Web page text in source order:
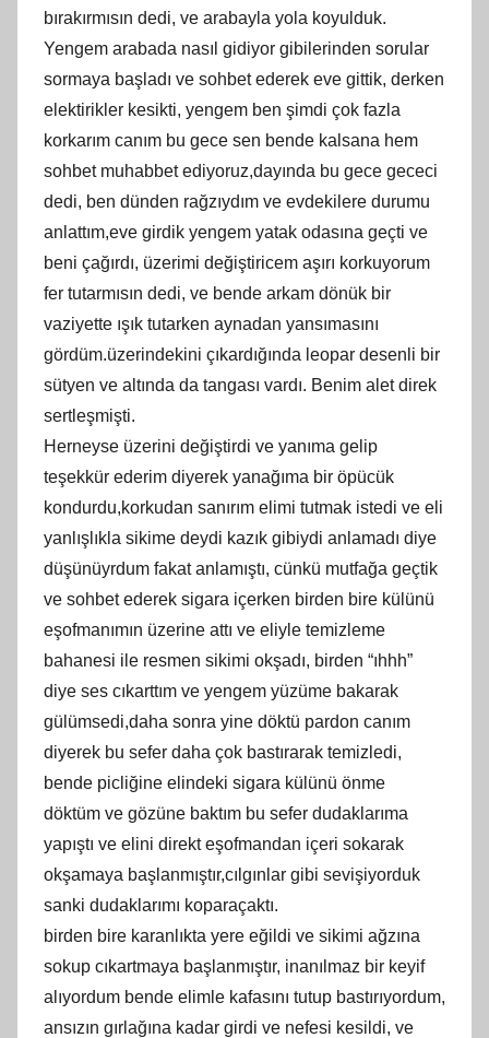
bırakırmısın dedi, ve arabayla yola koyulduk.
Yengem arabada nasıl gidiyor gibilerinden sorular
sormaya başladı ve sohbet ederek eve gittik, derken
elektirikler kesikti, yengem ben şimdi çok fazla
korkarım canım bu gece sen bende kalsana hem
sohbet muhabbet ediyoruz,dayında bu gece gececi
dedi, ben dünden rağzıydım ve evdekilere durumu
anlattım,eve girdik yengem yatak odasına geçti ve
beni çağırdı, üzerimi değiştiricem aşırı korkuyorum
fer tutarmısın dedi, ve bende arkam dönük bir
vaziyette ışık tutarken aynadan yansımasını
gördüm.üzerindekini çıkardığında leopar desenli bir
sütyen ve altında da tangası vardı. Benim alet direk
sertleşmişti.
Herneyse üzerini değiştirdi ve yanıma gelip
teşekkür ederim diyerek yanağıma bir öpücük
kondurdu,korkudan sanırım elimi tutmak istedi ve eli
yanlışlıkla sikime deydi kazık gibiydi anlamadı diye
düşünüyrdum fakat anlamıştı, cünkü mutfağa geçtik
ve sohbet ederek sigara içerken birden bire külünü
eşofmanımın üzerine attı ve eliyle temizleme
bahanesi ile resmen sikimi okşadı, birden “ıhhh”
diye ses cıkarttım ve yengem yüzüme bakarak
gülümsedi,daha sonra yine döktü pardon canım
diyerek bu sefer daha çok bastırarak temizledi,
bende picliğine elindeki sigara külünü önme
döktüm ve gözüne baktım bu sefer dudaklarıma
yapıştı ve elini direkt eşofmandan içeri sokarak
okşamaya başlanmıştır,cılgınlar gibi sevişiyorduk
sanki dudaklarımı koparaçaktı.
birden bire karanlıkta yere eğildi ve sikimi ağzına
sokup cıkartmaya başlanmıştır, inanılmaz bir keyif
alıyordum bende elimle kafasını tutup bastırıyordum,
ansızın gırlağına kadar girdi ve nefesi kesildi, ve